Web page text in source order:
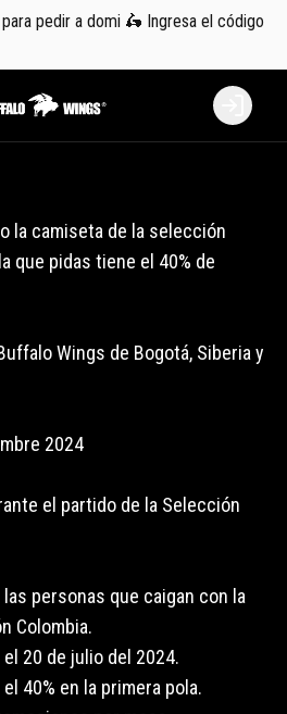
pedir a domi 🛵 Ingresa el código
Login
la camiseta de la selección
que pidas tiene el 40% de
Wings de Bogotá, Siberia y
2024
el partido de la Selección
personas que caigan con la
Colombia.
20 de julio del 2024.
40% en la primera pola.